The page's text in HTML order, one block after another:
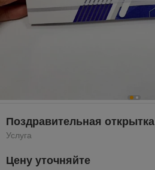
Поздравительная открытка
Услуга
Цену уточняйте